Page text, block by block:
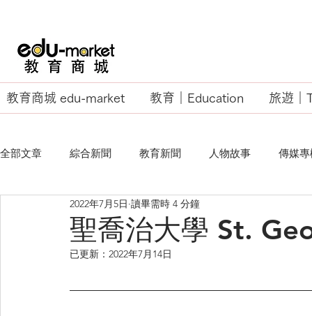
教育商城 edu-market 教育｜Education 旅遊｜
全部文章 綜合新聞 教育新聞 人物故事 傳媒
EU Business School
聖喬治大學 St.
2022年7月5日 讀畢需時 4 分鐘
已更新： 2022年7月14日